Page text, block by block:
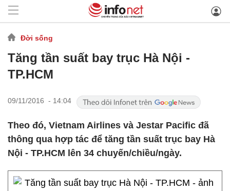
Đời sống
Tăng tần suất bay trục Hà Nội -
TP.HCM
09/11/2016 - 14:04
Theo đó, Vietnam Airlines và Jestar Pacific đã
thông qua hợp tác để tăng tần suất trục bay Hà
Nội - TP.HCM lên 34 chuyến/chiều/ngày.